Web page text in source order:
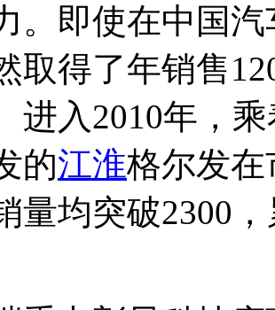
。即使在中国
取得了年销售
进入2010年，
的江淮格尔发在
量均突破2300